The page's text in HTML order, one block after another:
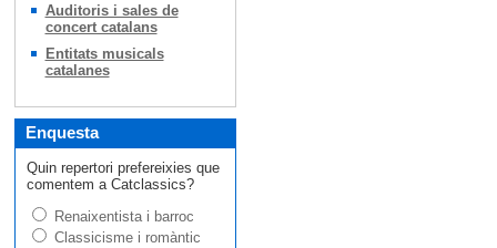
Auditoris i sales de
concert catalans
Entitats musicals
catalanes
Enquesta
Quin repertori prefereixies que
comentem a Catclassics?
Renaixentista i barroc
Classicisme i romàntic